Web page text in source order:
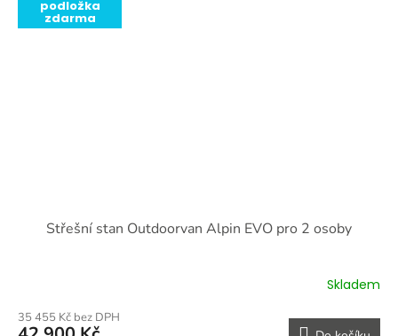
podložka
zdarma
Střešní stan Outdoorvan Alpin EVO pro 2 osoby
Skladem
35 455 Kč bez DPH